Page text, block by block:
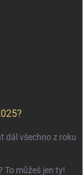
dál všechno z roku
To můžeš jen ty!